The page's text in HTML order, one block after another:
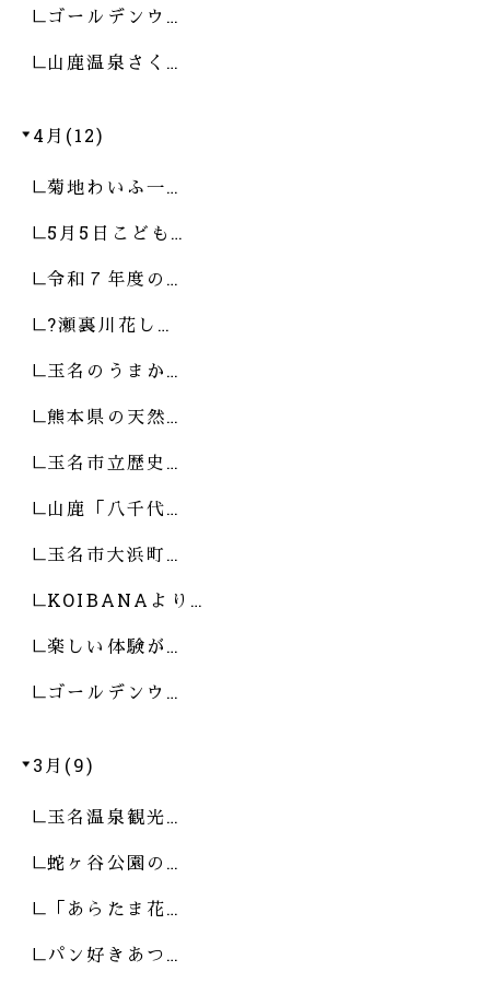
ゴールデンウ…
山鹿温泉さく…
4月(12)
菊地わいふ一…
5月5日こども…
令和７年度の…
?瀬裏川花し…
玉名のうまか…
熊本県の天然…
玉名市立歴史…
山鹿「八千代…
玉名市大浜町…
KOIBANAより…
楽しい体験が…
ゴールデンウ…
3月(9)
玉名温泉観光…
蛇ヶ谷公園の…
「あらたま花…
パン好きあつ…